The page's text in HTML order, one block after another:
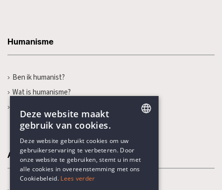
Humanisme
Ben ik humanist?
Wat is humanisme?
Activiteiten DUTCH
Deze website maakt
gebruik van cookies.
Deze website gebruikt cookies om uw
gebruikerservaring te verbeteren. Door
onze website te gebruiken, stemt u in met
alle cookies in overeenstemming met ons
Cookiebeleid. Lees verder